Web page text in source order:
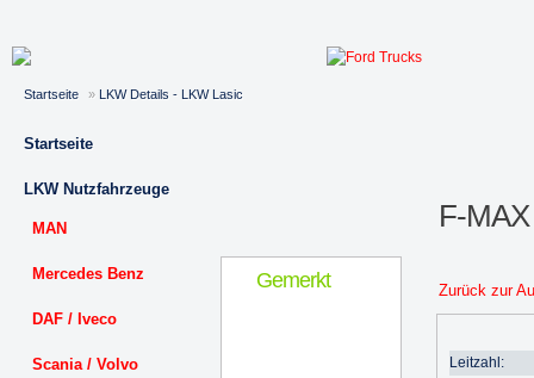
Startseite » LKW Details - LKW Lasic
Startseite
LKW Nutzfahrzeuge
MAN
Mercedes Benz
DAF / Iveco
Scania / Volvo
F-
Gemerkt Zurück zur
Leitzahl: